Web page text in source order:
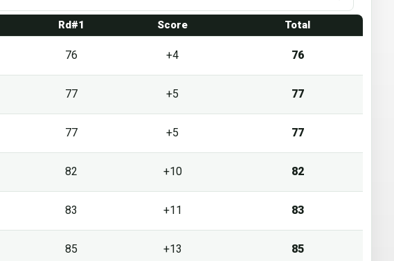
Rd#1 Score Total
76 +4 76
77 +5 77
77 +5 77
82 +10 82
83 +11 83
85 +13 85